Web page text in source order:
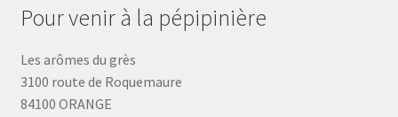
Pour venir à la pépipinière
Les arômes du grès
3100 route de Roquemaure
84100 ORANGE